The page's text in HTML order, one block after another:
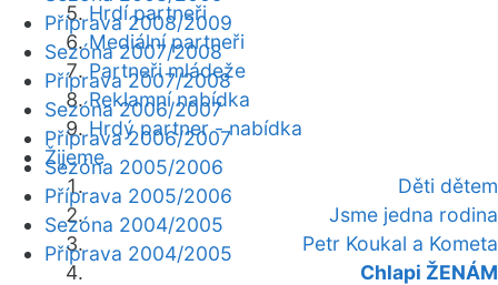
Hrdí partneři
Mediální partneři
Partneři mládeže
Reklamní nabídka
Hrdý partner - nabídka
Žijeme
Děti dětem
Jsme jedna rodina
Petr Koukal a Kometa
Chlapi ŽENÁM
Příprava 2008/2009
Sezóna 2007/2008
Příprava 2007/2008
Sezóna 2006/2007
Příprava 2006/2007
Sezóna 2005/2006
Příprava 2005/2006
Sezóna 2004/2005
Příprava 2004/2005